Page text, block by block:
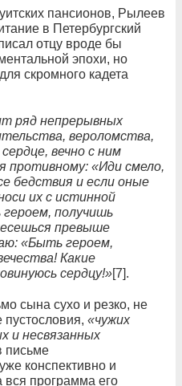
пансионов, Рылеев
в Петербургcкий
отцу вроде бы
эпохи, но
скромного кадета
ряд непрерывных
вероломства,
вечно с ним
противному: «Иди смело,
бедствия и если оные
их с истинной
получишь
превыше
«Быть героем,
Какие
сердцу!»[7].
сына сухо и резко, не
«чужих
и несвязанных
письме
конспективно и
вся программа его